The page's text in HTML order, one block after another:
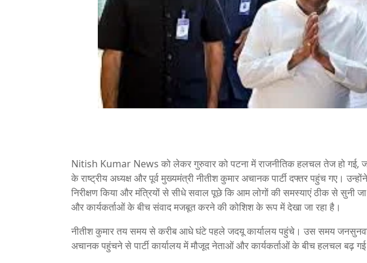
Nitish Kumar News को लेकर गुरुवार को पटना में राजनीतिक हलचल तेज हो
के राष्ट्रीय अध्यक्ष और पूर्व मुख्यमंत्री नीतीश कुमार अचानक पार्टी दफ्तर पहुंच गए।
निरीक्षण किया और मंत्रियों से सीधे सवाल पूछे कि आम लोगों की समस्याएं ठीक से सुनी
और कार्यकर्ताओं के बीच संवाद मजबूत करने की कोशिश के रूप में देखा जा रहा है।
नीतीश कुमार तय समय से करीब आधे घंटे पहले जदयू कार्यालय पहुंचे। उस समय
अचानक पहुंचने से पार्टी कार्यालय में मौजूद नेताओं और कार्यकर्ताओं के बीच हलचल बढ़